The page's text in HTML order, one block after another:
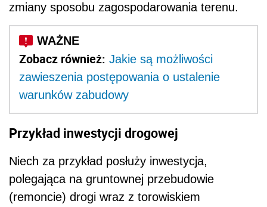
zmiany sposobu zagospodarowania terenu.
Zobacz również: Jakie są możliwości
zawieszenia postępowania o ustalenie
warunków zabudowy
Przykład inwestycji drogowej
Niech za przykład posłuży inwestycja,
polegająca na gruntownej przebudowie
(remoncie) drogi wraz z torowiskiem